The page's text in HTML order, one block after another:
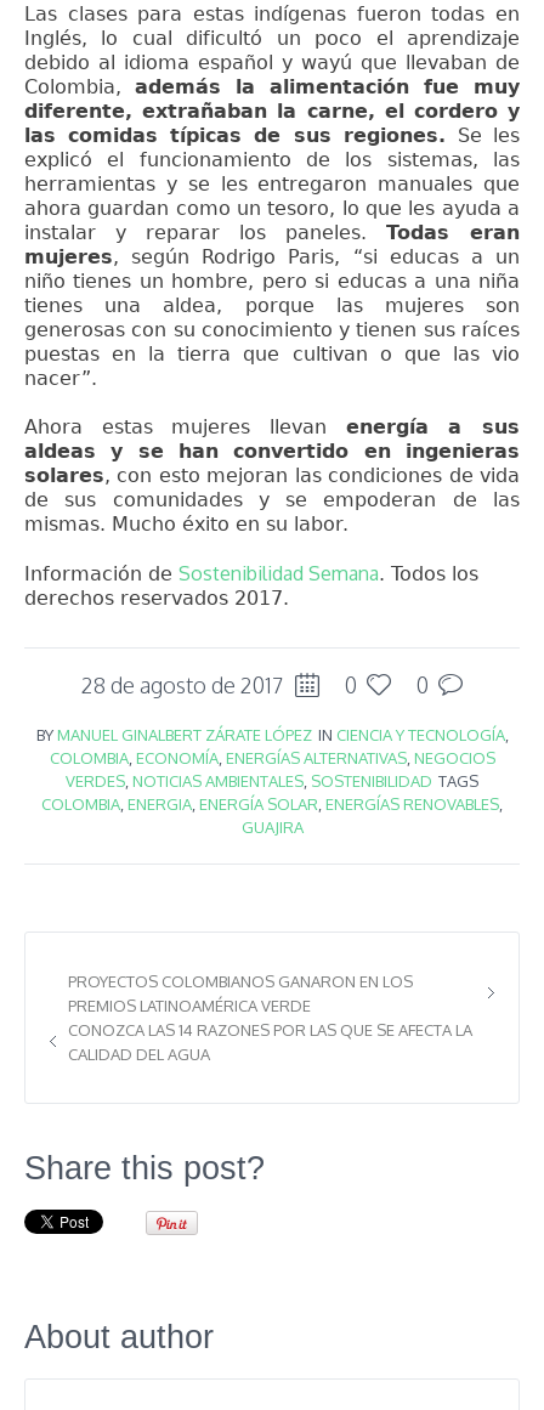
Las clases para estas indígenas fueron todas en
Inglés, lo cual dificultó un poco el aprendizaje
debido al idioma español y wayú que llevaban de
Colombia, además la alimentación fue muy
diferente, extrañaban la carne, el cordero y
las comidas típicas de sus regiones. Se les
explicó el funcionamiento de los sistemas, las
herramientas y se les entregaron manuales que
ahora guardan como un tesoro, lo que les ayuda a
instalar y reparar los paneles. Todas eran
mujeres, según Rodrigo Paris, “si educas a un
niño tienes un hombre, pero si educas a una niña
tienes una aldea, porque las mujeres son
generosas con su conocimiento y tienen sus raíces
puestas en la tierra que cultivan o que las vio
nacer”.
Ahora estas mujeres llevan energía a sus
aldeas y se han convertido en ingenieras
solares, con esto mejoran las condiciones de vida
de sus comunidades y se empoderan de las
mismas. Mucho éxito en su labor.
Información de Sostenibilidad Semana. Todos los
derechos reservados 2017.
28 de agosto de 2017 0 0
BYMANUEL GINALBERT ZÁRATE LÓPEZ IN CIENCIA Y TECNOLOGÍA,
COLOMBIA, ECONOMÍA, ENERGÍAS ALTERNATIVAS, NEGOCIOS
VERDES NOTICIAS AMBIENTALES SOSTENIBILIDAD TAGS
COLOMBIA ENERGIA ENERGÍA SOLAR ENERGÍAS RENOVABLES
GUAJIRA
PROYECTOS COLOMBIANOS GANARON EN LOS
PREMIOS LATINOAMÉRICA VERDE
CONOZCA LAS 14 RAZONES POR LAS QUE SE AFECTA LA
CALIDAD DEL AGUA
Share this post?
About author